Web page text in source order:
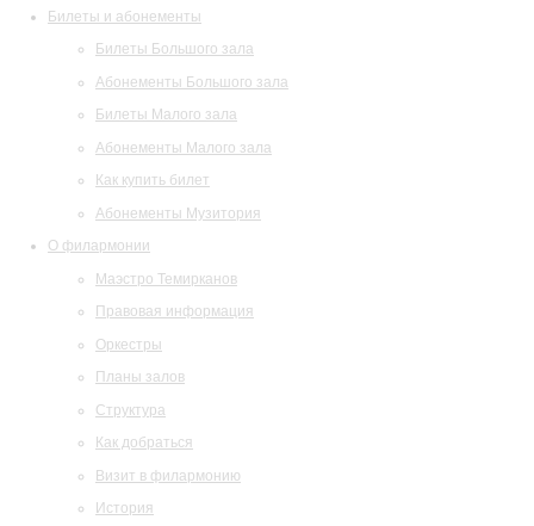
Билеты и абонементы
Билеты Большого зала
Абонементы Большого зала
Билеты Малого зала
Абонементы Малого зала
Как купить билет
Абонементы Музитория
О филармонии
Маэстро Темирканов
Правовая информация
Оркестры
Планы залов
Структура
Как добраться
Визит в филармонию
История